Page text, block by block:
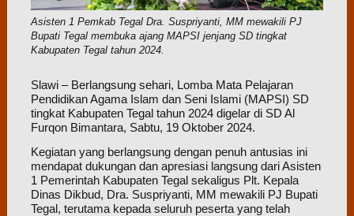
Asisten 1 Pemkab Tegal Dra. Suspriyanti, MM mewakili PJ
Bupati Tegal membuka ajang MAPSI jenjang SD tingkat
Kabupaten Tegal tahun 2024.
Slawi – Berlangsung sehari, Lomba Mata Pelajaran
Pendidikan Agama Islam dan Seni Islami (MAPSI) SD
tingkat Kabupaten Tegal tahun 2024 digelar di SD Al
Furqon Bimantara, Sabtu, 19 Oktober 2024.
Kegiatan yang berlangsung dengan penuh antusias ini
mendapat dukungan dan apresiasi langsung dari Asisten
1 Pemerintah Kabupaten Tegal sekaligus Plt. Kepala
Dinas Dikbud, Dra. Suspriyanti, MM mewakili PJ Bupati
Tegal, terutama kepada seluruh peserta yang telah